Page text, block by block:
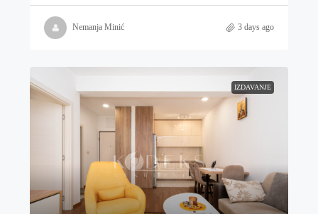
Nemanja Minić 3 days ago
IZDAVANJE